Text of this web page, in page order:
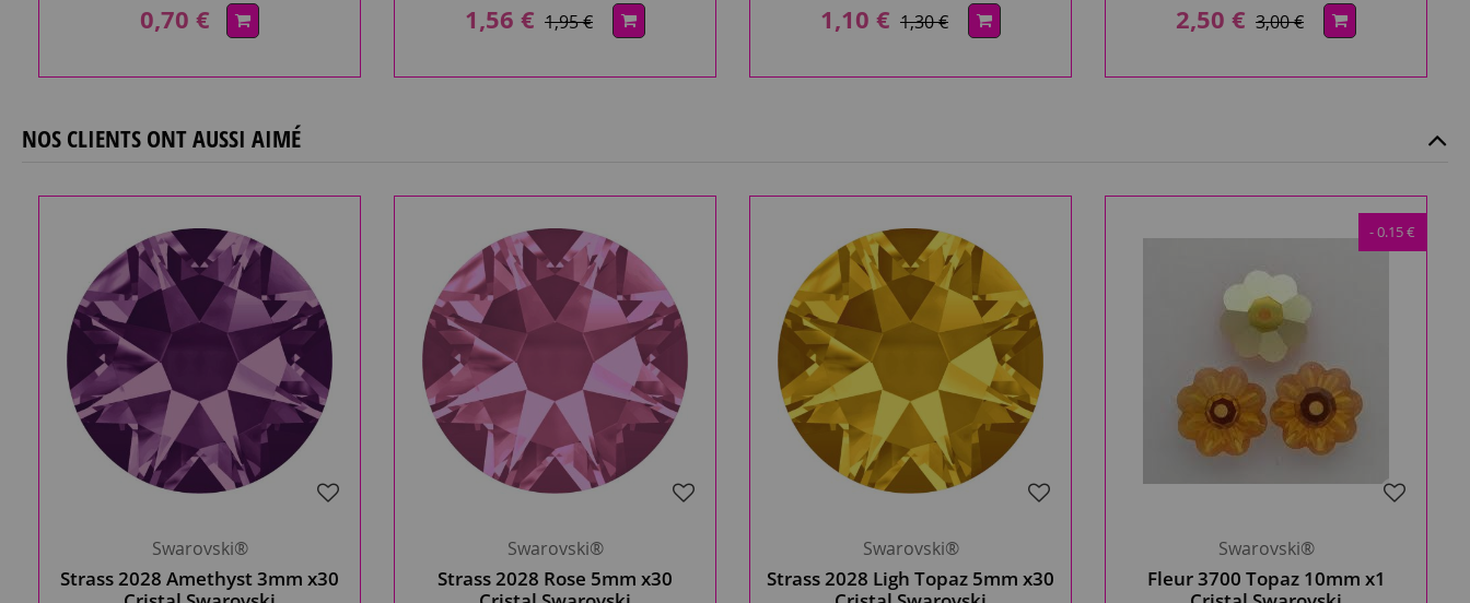
0,70 € 1,56 € 1,95 € 1,10 € 1,30 € 2,50 € 3,00 €
NOS CLIENTS ONT AUSSI AIMÉ
Swarovski®
Strass 2028 Amethyst 3mm x30
Swarovski®
Strass 2028 Rose 5mm x30
Swarovski®
Strass 2028 Ligh Topaz 5mm x30
- 0.15 €
Swarovski®
Fleur 3700 Topaz 10mm x1